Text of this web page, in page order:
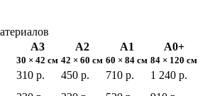
А3
30 × 42 см
А2
42 × 60 см
А1
60 × 84 см
А0+
84 × 120 см
310 р. 450 р. 710 р.
1 240 р.